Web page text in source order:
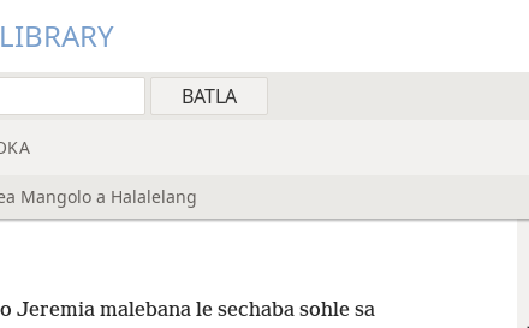
Mangolo a Halalelang
Jeremia malebana le sechaba sohle sa